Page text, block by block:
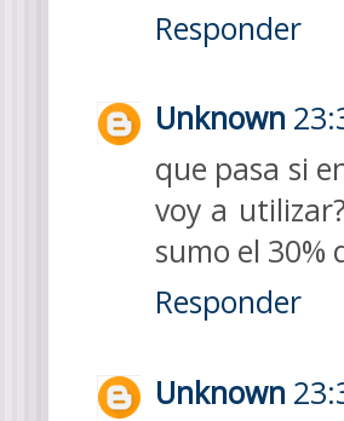
Responder
Unknown
que pasa si
voy a
sumo el 30%
Responder
Unknown